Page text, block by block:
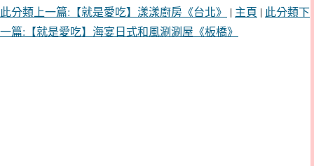
此分類上一篇:【就是愛吃】漾漾廚房《台北》
| 主頁 | 此分類下
一篇:【就是愛吃】海宴日式和風涮涮屋《板橋》